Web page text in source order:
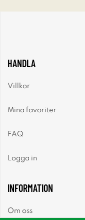
HANDLA
Villkor
Mina favoriter
FAQ
Logga in
INFORMATION
Om oss